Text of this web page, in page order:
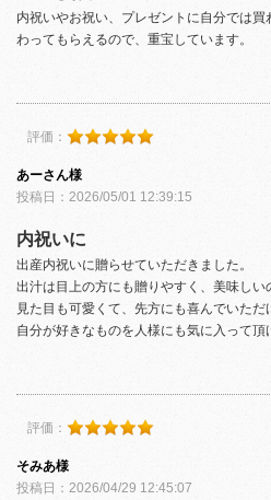
内祝いやお祝い、プレゼントに自分では
わってもらえるので、重宝しています。
評価：
あーさん様
投稿日：2026/05/01 12:39:15
内祝いに
出産内祝いに贈らせていただきました。
出汁は目上の方にも贈りやすく、美味しい
見た目も可愛くて、先方にも喜んでいただ
自分が好きなものを人様にも気に入って頂
評価：
そみあ様
投稿日：2026/04/29 12:45:07